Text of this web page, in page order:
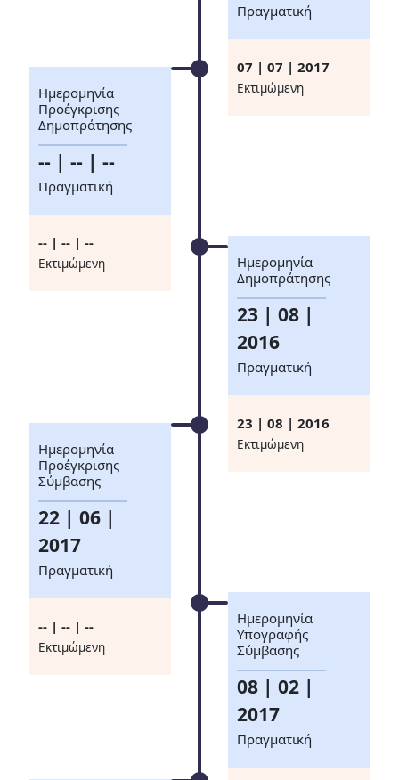
Πραγματική
07 | 07 | 2017
Eκτιμώμενη
Ημερομηνία
Προέγκρισης
Δημοπράτησης
-- | -- | --
Πραγματική
-- | -- | --
Eκτιμώμενη
Ημερομηνία
Δημοπράτησης
23 | 08 |
2016
Πραγματική
23 | 08 | 2016
Eκτιμώμενη
Ημερομηνία
Προέγκρισης
Σύμβασης
22 | 06 |
2017
Πραγματική
-- | -- | --
Eκτιμώμενη
Ημερομηνία
Υπογραφής
Σύμβασης
08 | 02 |
2017
Πραγματική